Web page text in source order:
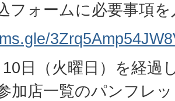
フォームに必要事項
10日（火曜日）を経過
加店一覧のパンフレ